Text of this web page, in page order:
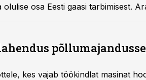
osa Eesti gaasi tarbimisest.
Tallinna Linnatranspordi bussidele.
kes vajab töökindlat masinat